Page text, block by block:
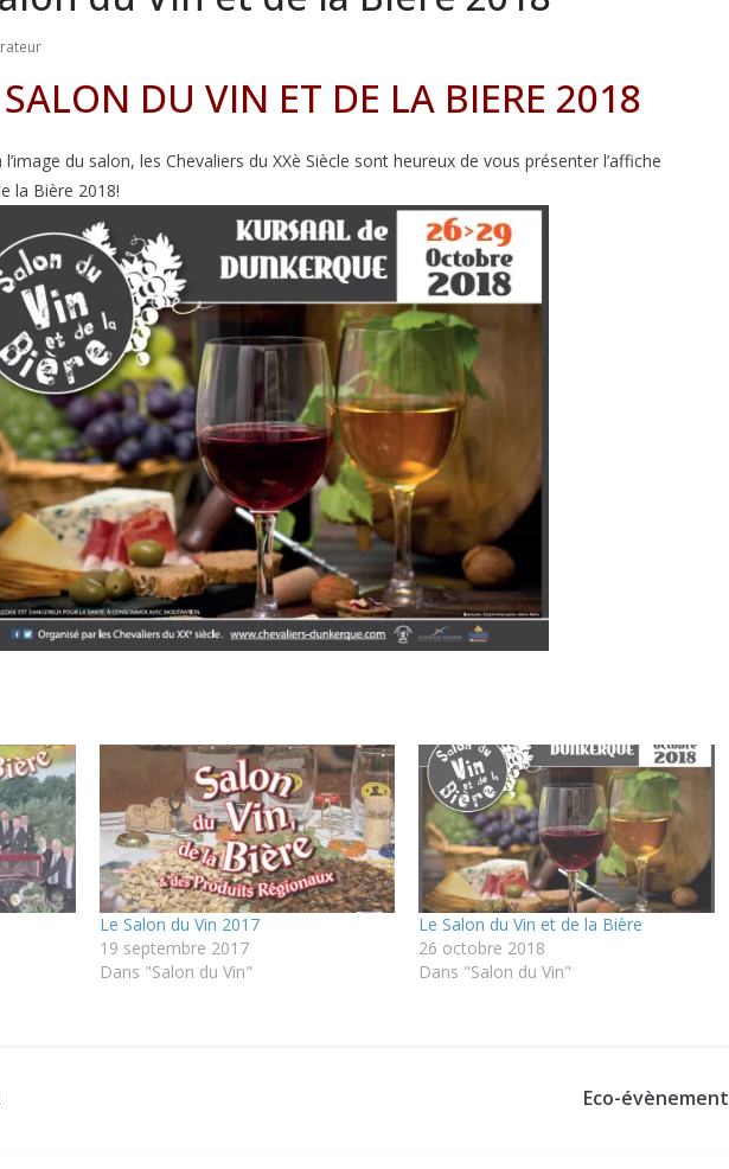
DU VIN ET DE LA BIERE 2018
du salon, les Chevaliers du XXè Siècle sont heureux de vous présenter l’affiche
la Bière 2018!
Le Salon du Vin 2017
19 septembre 2017
Dans "Salon du Vin"
Le Salon du Vin et de la Bière
26 octobre 2018
Dans "Salon du Vin"
Eco-évènement